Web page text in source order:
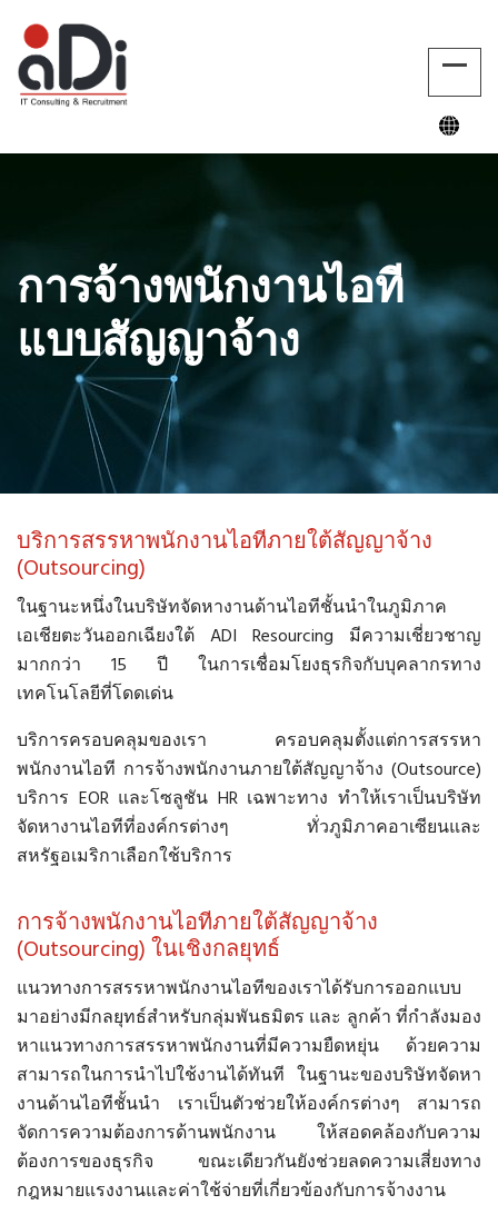
การจ้างพนักงานไอที
แบบสัญญาจ้าง
บริการสรรหาพนักงานไอทีภายใต้สัญญาจ้าง
(Outsourcing)
ในฐานะหนึ่งในบริษัทจัดหางานด้านไอทีชั้นนำในภูมิภาค
เอเชียตะวันออกเฉียงใต้ ADI Resourcing มีความเชี่ยวชาญ
มากกว่า 15 ปี ในการเชื่อมโยงธุรกิจกับบุคลากรทาง
เทคโนโลยีที่โดดเด่น
บริการครอบคลุมของเรา ครอบคลุมตั้งแต่การสรรหา
พนักงานไอที การจ้างพนักงานภายใต้สัญญาจ้าง (Outsource)
บริการ EOR และโซลูชัน HR เฉพาะทาง ทำให้เราเป็นบริษัท
จัดหางานไอทีที่องค์กรต่างๆ ทั่วภูมิภาคอาเซียนและ
สหรัฐอเมริกาเลือกใช้บริการ
การจ้างพนักงานไอทีภายใต้สัญญาจ้าง
(Outsourcing) ในเชิงกลยุทธ์
แนวทางการสรรหาพนักงานไอทีของเราได้รับการออกแบบ
มาอย่างมีกลยุทธ์สำหรับกลุ่มพันธมิตร และ ลูกค้า ที่กำลังมอง
หาแนวทางการสรรหาพนักงานที่มีความยืดหยุ่น ด้วยความ
สามารถในการนำไปใช้งานได้ทันที ในฐานะของบริษัทจัดหา
งานด้านไอทีชั้นนำ เราเป็นตัวช่วยให้องค์กรต่างๆ สามารถ
จัดการความต้องการด้านพนักงาน ให้สอดคล้องกับความ
ต้องการของธุรกิจ ขณะเดียวกันยังช่วยลดความเสี่ยงทาง
กฎหมายแรงงานและค่าใช้จ่ายที่เกี่ยวข้องกับการจ้างงาน